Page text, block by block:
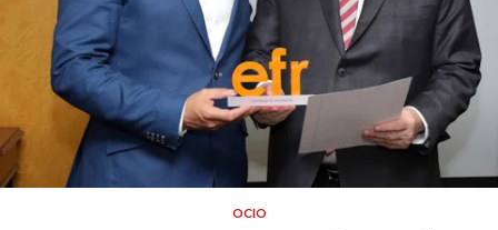
OCIO